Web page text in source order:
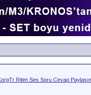
Ritim Ses Soru Cevap